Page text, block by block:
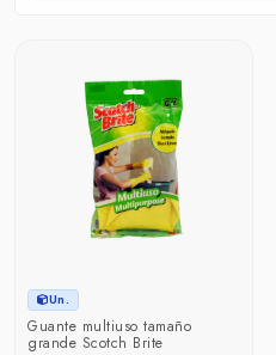
Un.
Guante multiuso tamaño
grande Scotch Brite